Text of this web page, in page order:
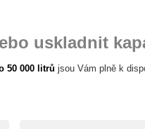
uskladnit
50 000 litrů jsou Vám plně k